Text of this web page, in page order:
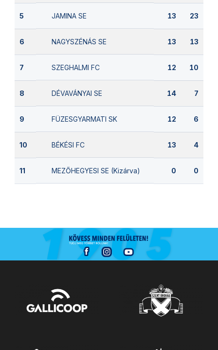
5 JAMINA SE 13 23
6 NAGYSZÉNÁS SE 13 13
7 SZEGHALMI FC 12 10
8 DÉVAVÁNYAI SE 14 7
9 FÜZESGYARMATI SK 12 6
10 BÉKÉSI FC 13 4
11 MEZŐHEGYESI SE (Kizárva) 0 0